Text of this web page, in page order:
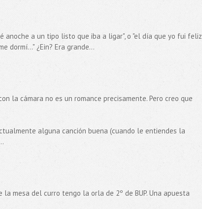
anoche a un tipo listo que iba a ligar", o "el día que yo fui feliz
dormí..." ¿Ein? Era grande...
la cámara no es un romance precisamente. Pero creo que
alguna canción buena (cuando le entiendes la
mesa del curro tengo la orla de 2º de BUP. Una apuesta